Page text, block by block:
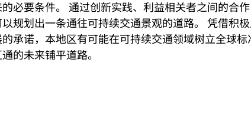
必要条件。 通过创新实践、利益相关者之间的合
规划出一条通往可持续交通景观的道路。 凭借积
承诺，本地区有可能在可持续交通领域树立全球
的未来铺平道路。